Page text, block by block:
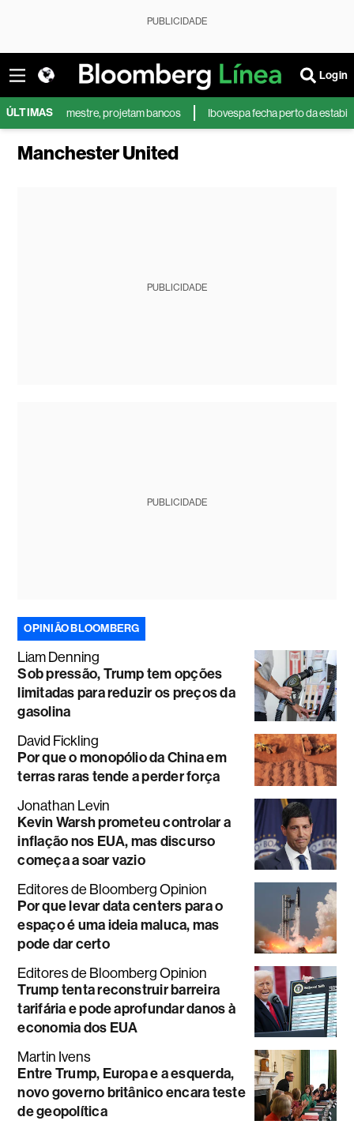
PUBLICIDADE
Login
ÚLTIMAStrimestre, projetam bancos Ibovespa fecha perto da
Manchester United
PUBLICIDADE
PUBLICIDADE
OPINIÃO BLOOMBERG
Liam Denning
Sob pressão, Trump tem opções
limitadas para reduzir os preços da
gasolina
David Fickling
Por que o monopólio da China em
terras raras tende a perder força
Jonathan Levin
Kevin Warsh prometeu controlar a
inflação nos EUA, mas discurso
começa a soar vazio
Editores de Bloomberg Opinion
Por que levar data centers para o
espaço é uma ideia maluca, mas
pode dar certo
Editores de Bloomberg Opinion
Trump tenta reconstruir barreira
tarifária e pode aprofundar danos à
economia dos EUA
Martin Ivens
Entre Trump, Europa e a esquerda,
novo governo britânico encara teste
de geopolítica